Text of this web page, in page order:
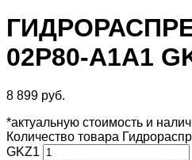
02P80-A1A1
8 899 руб.
*актуальную стоимость и
Количество товара
GKZ1